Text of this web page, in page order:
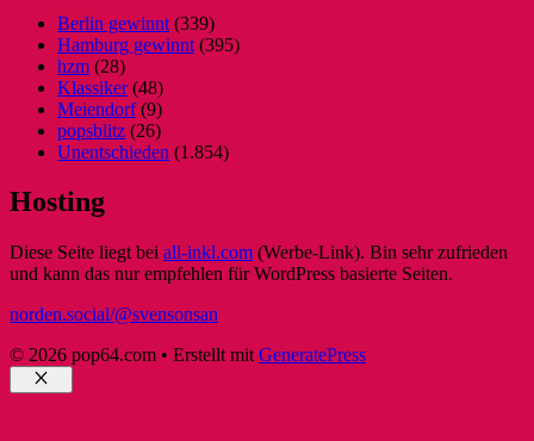
Berlin gewinnt (339)
Hamburg gewinnt (395)
hzm (28)
Klassiker(48)
Meiendorf(9)
popsblitz (26)
Unentschieden (1.854)
Hosting
Diese Seite liegt bei all-inkl.com (Werbe-Link). Bin sehr zufrieden
und kann das nur empfehlen für WordPress basierte Seiten.
norden.social/@svensonsan
© 2026 pop64.com • Erstellt mit GeneratePress
Schließen